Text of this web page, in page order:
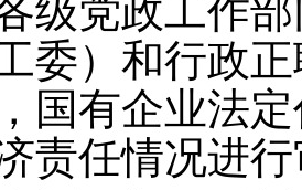
级党政工作
委）和行政
国有企业法
责任情况进